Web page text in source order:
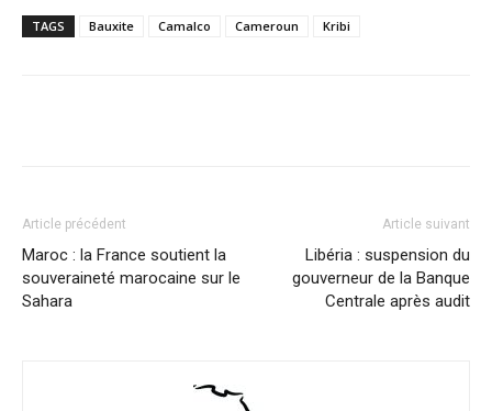
TAGS Bauxite Camalco Cameroun Kribi
Article précédent
Maroc : la France soutient la
souveraineté marocaine sur le
Sahara
Article suivant
Libéria : suspension du
gouverneur de la Banque
Centrale après audit